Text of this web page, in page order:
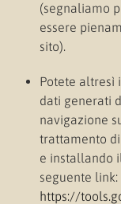
(segnaliamo
essere
sito).
Potete altresì
dati generati
navigazione
trattamento
e installando
seguente link:
https://